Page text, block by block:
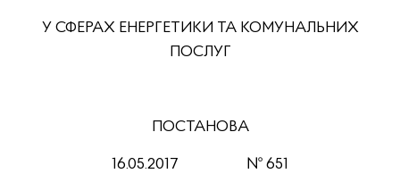
У СФЕРАХ ЕНЕРГЕТИКИ ТА КОМУНАЛЬНИХ
ПОСЛУГ
ПОСТАНОВА
16.05.2017 № 651